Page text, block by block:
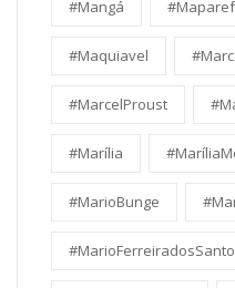
#Mangá
#Maquiavel
#MarcelProust
#Marília
#MarioBunge